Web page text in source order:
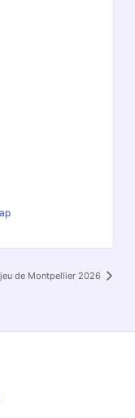
de Montpellier 2026